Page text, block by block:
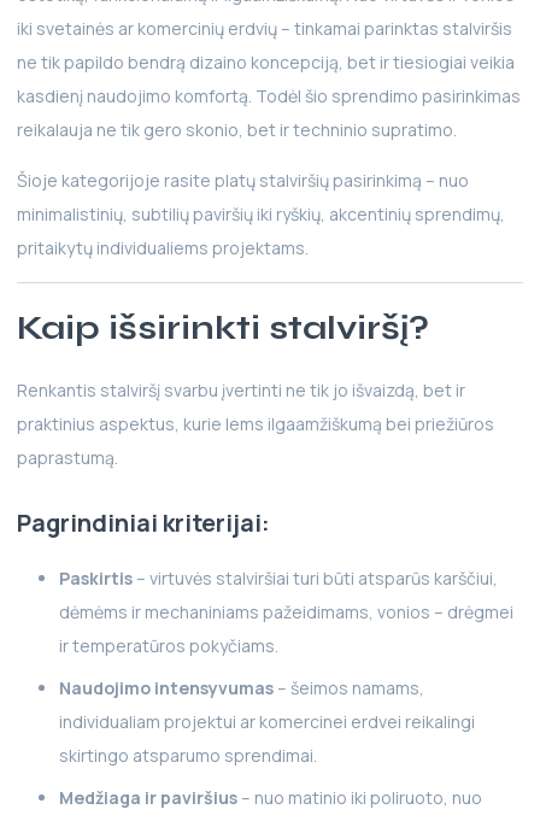
iki svetainės ar komercinių erdvių – tinkamai parinktas stalviršis
ne tik papildo bendrą dizaino koncepciją, bet ir tiesiogiai veikia
kasdienį naudojimo komfortą. Todėl šio sprendimo pasirinkimas
reikalauja ne tik gero skonio, bet ir techninio supratimo.
Šioje kategorijoje rasite platų stalviršių pasirinkimą – nuo
minimalistinių, subtilių paviršių iki ryškių, akcentinių sprendimų,
pritaikytų individualiems projektams.
Kaip išsirinkti stalviršį?
Renkantis stalviršį svarbu įvertinti ne tik jo išvaizdą, bet ir
praktinius aspektus, kurie lems ilgaamžiškumą bei priežiūros
paprastumą.
Pagrindiniai kriterijai:
Paskirtis – virtuvės stalviršiai turi būti atsparūs karščiui,
dėmėms ir mechaniniams pažeidimams, vonios – drėgmei
ir temperatūros pokyčiams.
Naudojimo intensyvumas – šeimos namams,
individualiam projektui ar komercinei erdvei reikalingi
skirtingo atsparumo sprendimai.
Medžiaga ir paviršius – nuo matinio iki poliruoto, nuo